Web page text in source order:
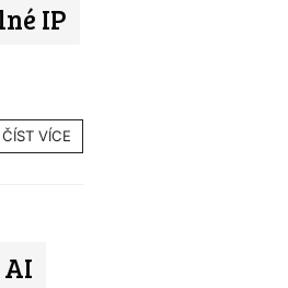
IP
ČÍST VÍCE